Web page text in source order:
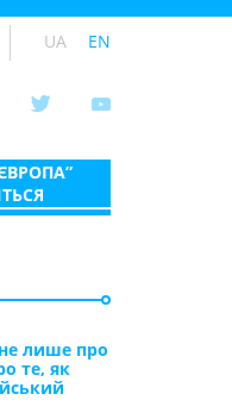
UA EN
лише про
те, як